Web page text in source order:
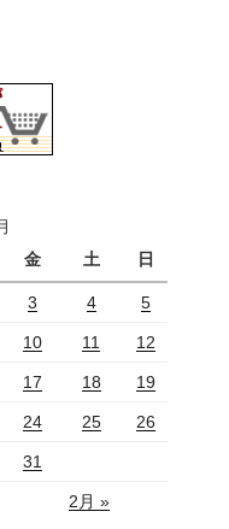
金 土 日
3 4 5
10 11 12
17 18 19
24 25 26
31
2月 »